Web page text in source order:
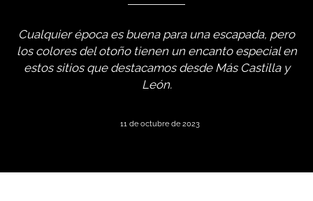
Cualquier época es buena para una escapada, pero
los colores del otoño tienen un encanto especial en
estos sitios que destacamos desde Más Castilla y
León.
11 de octubre de 2023